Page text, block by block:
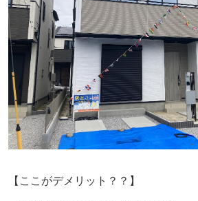
【ここがデメリット？？】